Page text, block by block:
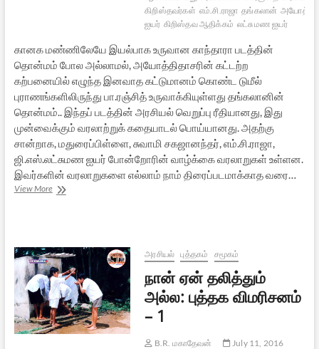
கிறிஸ்தவர்கள் எம்.சி.ராஜா தங்கலான்
ஐயர் கிறிஸ்தவ ஆதிக்கம் லட்சுமண ஐயர்
கானக மண்ணிலேயே இயல்பாக உருவான காந்தாரா படத்தின்
தொன்மம் போல அல்லாமல், அயோத்திதாசரின் கட்டற்ற
கற்பனையில் எழுந்த இனவாத கட்டுமானம் கொண்ட டுமீல்
புராணங்களிலிருந்து பா.ரஞ்சித் உருவாக்கியுள்ளது தங்கலானின்
தொன்மம்.. இந்தப் படத்தின் அரசியல் வெறுப்பு ரீதியானது, இது
முன்வைக்கும் வரலாற்றுக் கதையாடல் பொய்யானது. அதற்கு
சான்றாக, மதுரைப்பிள்ளை, சுவாமி சகஜானந்தர், எம்.சி.ராஜா,
ஜி.எஸ்.லட்சுமண ஐயர் போன்றோரின் வாழ்க்கை வரலாறுகள் உள்ளன.
இவர்களின் வரலாறுகளை எல்லாம் நாம் திரைப்படமாக்காத வரை…
View Moreதங்கலான்:
அரசியல் புத்தகம் சமூகம்
நான் ஏன் தலித்தும்
அல்ல: புத்தக விமரிசனம்
– 1
B.R. மகாதேவன்
July 11, 2016